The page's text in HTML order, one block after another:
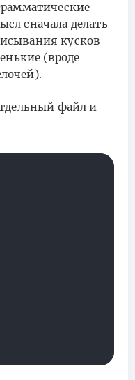
сначала делать
кусков
(вроде
файл и